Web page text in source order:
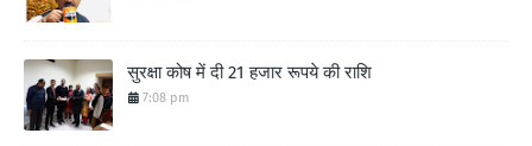
सुरक्षा कोष में दी 21 हजार रूपये की राशि
7:08 pm